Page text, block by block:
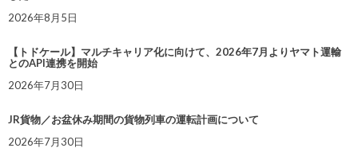
2026年8月5日
【トドケール】マルチキャリア化に向けて、2026年7月よりヤマト運輸
とのAPI連携を開始
2026年7月30日
JR貨物／お盆休み期間の貨物列車の運転計画について
2026年7月30日